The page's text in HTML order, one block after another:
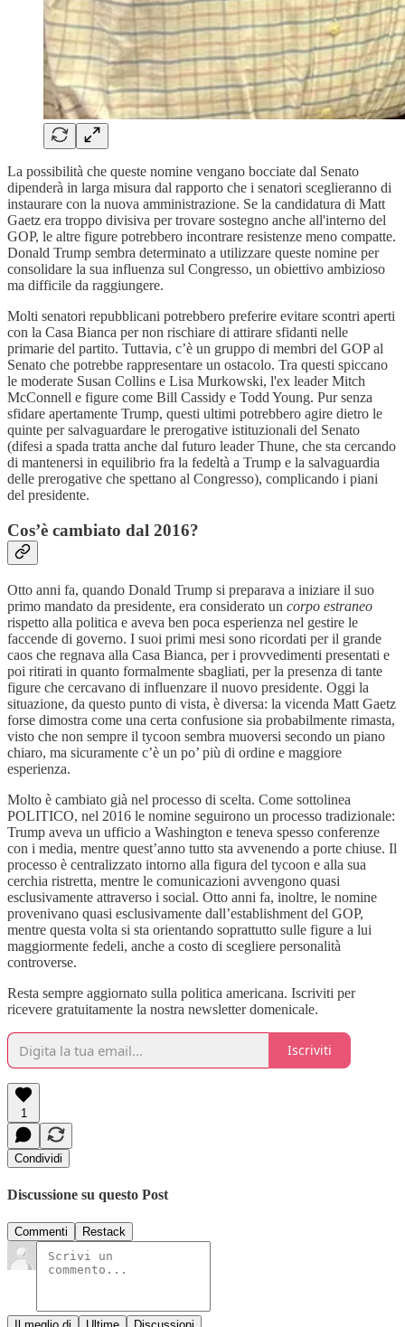
La possibilità che queste nomine vengano bocciate dal Senato
dipenderà in larga misura dal rapporto che i senatori sceglieranno di
instaurare con la nuova amministrazione. Se la candidatura di Matt
Gaetz era troppo divisiva per trovare sostegno anche all'interno del
GOP, le altre figure potrebbero incontrare resistenze meno compatte.
Donald Trump sembra determinato a utilizzare queste nomine per
consolidare la sua influenza sul Congresso, un obiettivo ambizioso
ma difficile da raggiungere.
Molti senatori repubblicani potrebbero preferire evitare scontri aperti
con la Casa Bianca per non rischiare di attirare sfidanti nelle
primarie del partito. Tuttavia, c’è un gruppo di membri del GOP al
Senato che potrebbe rappresentare un ostacolo. Tra questi spiccano
le moderate Susan Collins e Lisa Murkowski, l'ex leader Mitch
McConnell e figure come Bill Cassidy e Todd Young. Pur senza
sfidare apertamente Trump, questi ultimi potrebbero agire dietro le
quinte per salvaguardare le prerogative istituzionali del Senato
(difesi a spada tratta anche dal futuro leader Thune, che sta cercando
di mantenersi in equilibrio fra la fedeltà a Trump e la salvaguardia
delle prerogative che spettano al Congresso), complicando i piani
del presidente.
Cos’è cambiato dal 2016?
Otto anni fa, quando Donald Trump si preparava a iniziare il suo
primo mandato da presidente, era considerato un corpo estraneo
rispetto alla politica e aveva ben poca esperienza nel gestire le
faccende di governo. I suoi primi mesi sono ricordati per il grande
caos che regnava alla Casa Bianca, per i provvedimenti presentati e
poi ritirati in quanto formalmente sbagliati, per la presenza di tante
figure che cercavano di influenzare il nuovo presidente. Oggi la
situazione, da questo punto di vista, è diversa: la vicenda Matt Gaetz
forse dimostra come una certa confusione sia probabilmente rimasta,
visto che non sempre il tycoon sembra muoversi secondo un piano
chiaro, ma sicuramente c’è un po’ più di ordine e maggiore
esperienza.
Molto è cambiato già nel processo di scelta. Come sottolinea
POLITICO, nel 2016 le nomine seguirono un processo tradizionale:
Trump aveva un ufficio a Washington e teneva spesso conferenze
con i media, mentre quest’anno tutto sta avvenendo a porte chiuse. Il
processo è centralizzato intorno alla figura del tycoon e alla sua
cerchia ristretta, mentre le comunicazioni avvengono quasi
esclusivamente attraverso i social. Otto anni fa, inoltre, le nomine
provenivano quasi esclusivamente dall’establishment del GOP,
mentre questa volta si sta orientando soprattutto sulle figure a lui
maggiormente fedeli, anche a costo di scegliere personalità
controverse.
Resta sempre aggiornato sulla politica americana. Iscriviti per
ricevere gratuitamente la nostra newsletter domenicale.
Iscriviti
1
Condividi
Discussione su questo Post
Commenti Restack